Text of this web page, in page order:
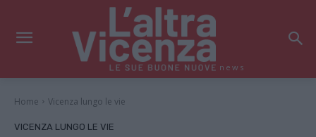
news
Home Vicenza lungo le vie
VICENZA LUNGO LE VIE